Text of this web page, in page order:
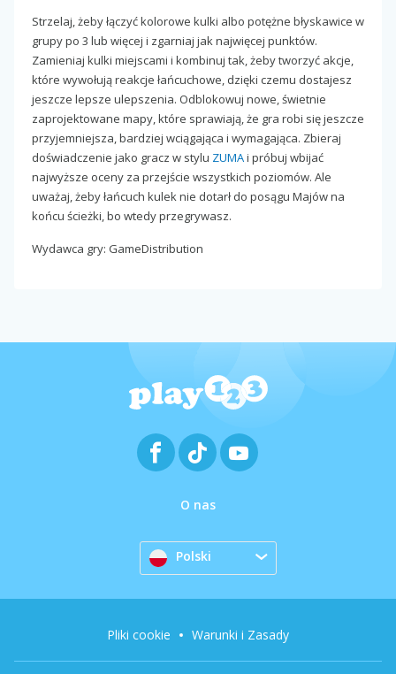
Strzelaj, żeby łączyć kolorowe kulki albo potężne błyskawice w
grupy po 3 lub więcej i zgarniaj jak najwięcej punktów.
Zamieniaj kulki miejscami i kombinuj tak, żeby tworzyć akcje,
które wywołują reakcje łańcuchowe, dzięki czemu dostajesz
jeszcze lepsze ulepszenia. Odblokowuj nowe, świetnie
zaprojektowane mapy, które sprawiają, że gra robi się jeszcze
przyjemniejsza, bardziej wciągająca i wymagająca. Zbieraj
doświadczenie jako gracz w stylu ZUMAi próbuj wbijać
najwyższe oceny za przejście wszystkich poziomów. Ale
uważaj, żeby łańcuch kulek nie dotarł do posągu Majów na
końcu ścieżki, bo wtedy przegrywasz.
Wydawca gry: GameDistribution
O nas
Polski
Pliki cookie Warunki i Zasady